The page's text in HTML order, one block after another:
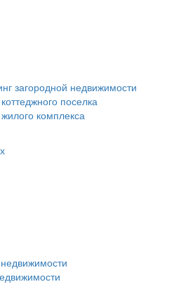
загородной недвижимости
поселка
комплекса